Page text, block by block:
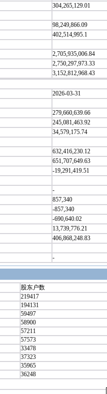
304,265,129.01
98,249,866.09
402,514,995.1
2,705,935,006.84
2,750,297,973.33
3,152,812,968.43
2026-03-31
279,660,639.66
245,081,463.92
34,579,175.74
632,416,230.12
651,707,649.63
-19,291,419.51
-
857,340
-857,340
-690,640.02
13,739,776.21
406,868,248.83
-
股东户数
219417
194131
59497
58900
57211
57573
33478
37323
35965
36248